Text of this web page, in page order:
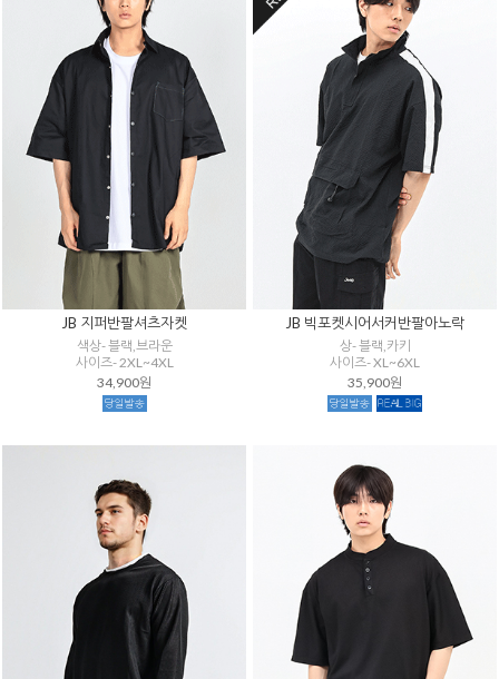
JB 지퍼반팔셔츠자켓
색상- 블랙,브라운
사이즈- 2XL~4XL
34,900원
JB 빅포켓시어서커반팔아노락
상- 블랙,카키
사이즈- XL~6XL
35,900원